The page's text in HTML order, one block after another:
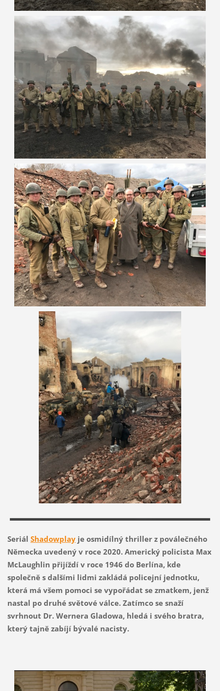
Seriál Shadowplayje osmidílný thriller z poválečného
Německa uvedený v roce 2020. Americký policista Max
McLaughlin přijíždí v roce 1946 do Berlína, kde
společně s dalšími lidmi zakládá policejní jednotku,
která má všem pomoci se vypořádat se zmatkem, jenž
nastal po druhé světové válce. Zatímco se snaží
svrhnout Dr. Wernera Gladowa, hledá i svého bratra,
který tajně zabíjí bývalé nacisty.